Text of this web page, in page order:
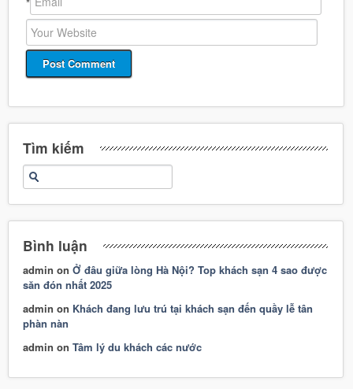
*
Tìm kiếm
Bình luận
admin onỞ đâu giữa lòng Hà Nội? Top khách sạn 4 sao được
săn đón nhất 2025
admin on Khách đang lưu trú tại khách sạn đến quầy lễ tân
phàn nàn
admin onTâm lý du khách các nước